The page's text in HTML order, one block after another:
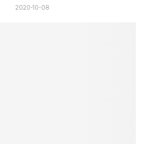
2020-10-08